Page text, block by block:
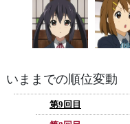
いままでの順位変動
第9回目